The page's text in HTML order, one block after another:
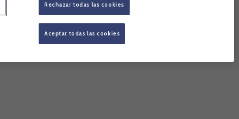
Rechazar todas las cookies
Aceptar todas las cookies